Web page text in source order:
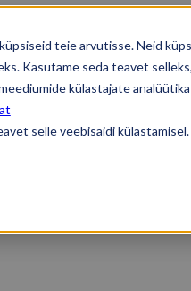
teie arvutisse. Neid
Kasutame seda teavet
külastajate
selle veebisaidi